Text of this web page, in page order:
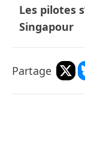
Les pilotes
Singapour
Partage